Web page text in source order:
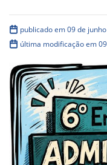
publicado em 09 de
última modificação em